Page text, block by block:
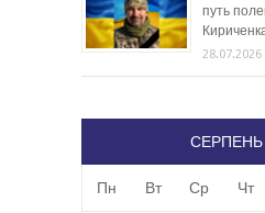
путь
28.07.2026
СЕРПЕНЬ
Пн Вт Ср Чт